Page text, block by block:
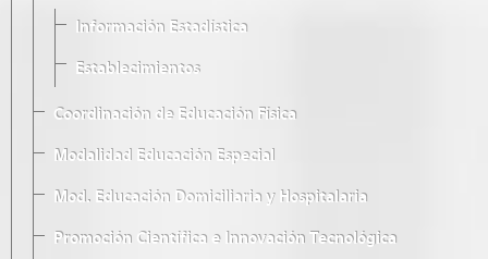
Información Estadística
Establecimientos
Coordinación de Educación Física
Modalidad Educación Especial
Mod. Educación Domiciliaria y Hospitalaria
Promoción Científica e Innovación Tecnológica